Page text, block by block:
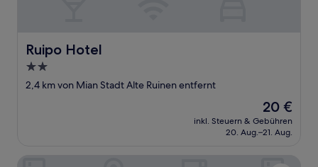
Ruipo Hotel
Ruipo Hotel
2.0-
Sterne-
2,4 km von Mian Stadt Alte Ruinen entfernt
Der
Preis
beträgt
20 €
inkl. Steuern & Gebühren
20. Aug.–21. Aug.